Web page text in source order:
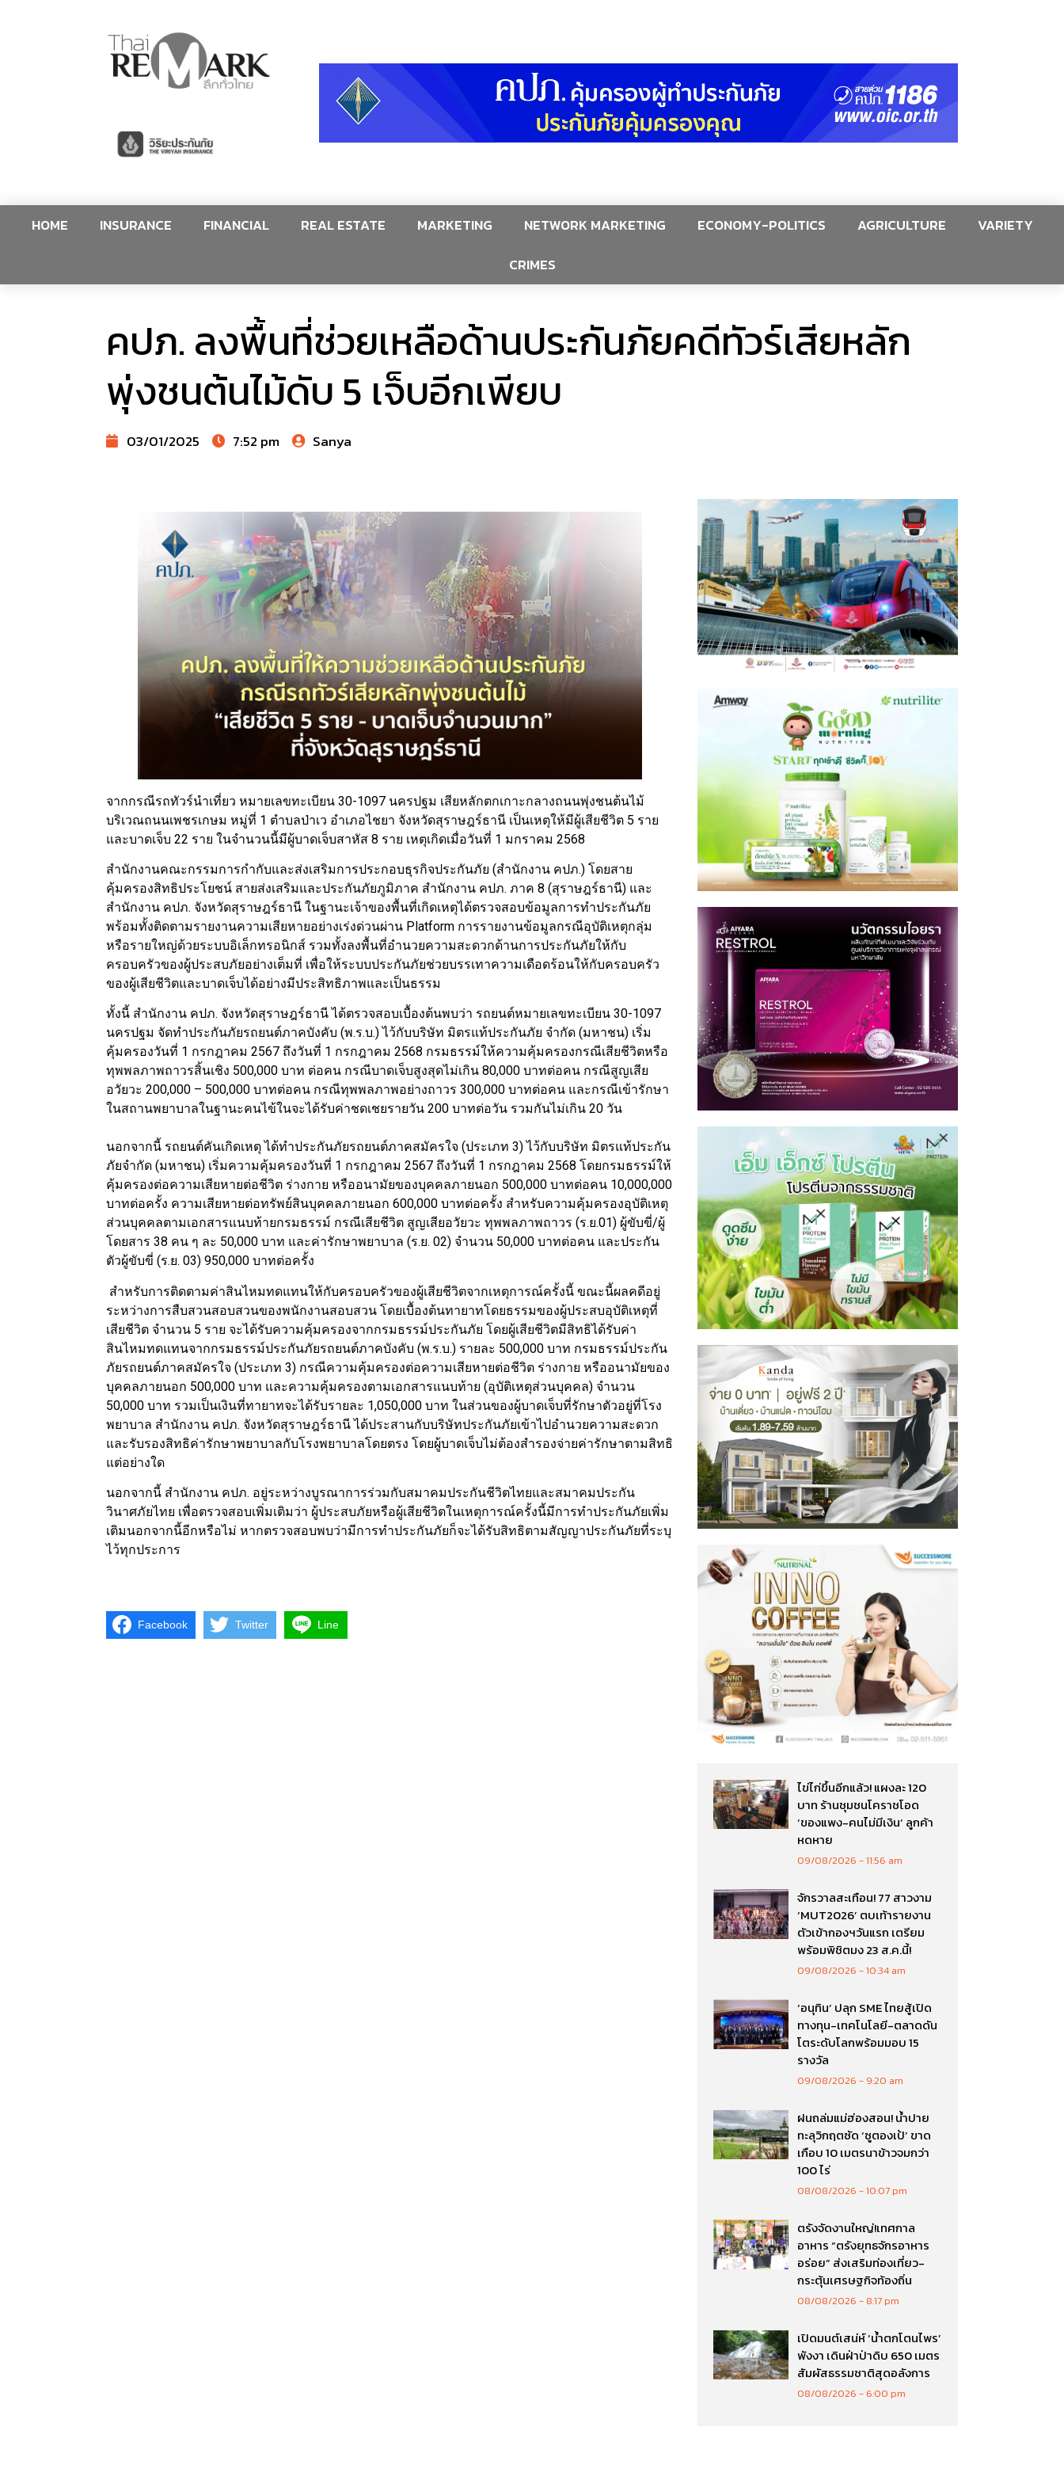
HOME INSURANCE FINANCIAL REAL ESTATE MARKETING NETWORK MARKETING ECONOMY-POLITICS AGRICULTURE
VARIETY
CRIMES
คปภ. ลงพื้นที่ช่วยเหลือด้านประกันภัยคดีทัวร์เสียหลัก
พุ่งชนต้นไม้ดับ 5 เจ็บอีกเพียบ
03/01/2025 7:52 pm Sanya
จากกรณีรถทัวร์นำเที่ยว หมายเลขทะเบียน 30-1097 นครปฐม เสียหลักตกเกาะกลางถนนพุ่งชนต้นไม้
บริเวณถนนเพชรเกษม หมู่ที่ 1 ตำบลป่าเว อำเภอไชยา จังหวัดสุราษฎร์ธานี เป็นเหตุให้มีผู้เสียชีวิต 5 ราย
และบาดเจ็บ 22 ราย ในจำนวนนี้มีผู้บาดเจ็บสาหัส 8 ราย เหตุเกิดเมื่อวันที่ 1 มกราคม 2568
สำนักงานคณะกรรมการกำกับและส่งเสริมการประกอบธุรกิจประกันภัย (สำนักงาน คปภ.) โดยสาย
คุ้มครองสิทธิประโยชน์ สายส่งเสริมและประกันภัยภูมิภาค สำนักงาน คปภ. ภาค 8 (สุราษฎร์ธานี) และ
สำนักงาน คปภ. จังหวัดสุราษฎร์ธานี ในฐานะเจ้าของพื้นที่เกิดเหตุได้ตรวจสอบข้อมูลการทำประกันภัย
พร้อมทั้งติดตามรายงานความเสียหายอย่างเร่งด่วนผ่าน Platform การรายงานข้อมูลกรณีอุบัติเหตุกลุ่ม
หรือรายใหญ่ด้วยระบบอิเล็กทรอนิกส์ รวมทั้งลงพื้นที่อำนวยความสะดวกด้านการประกันภัยให้กับ
ครอบครัวของผู้ประสบภัยอย่างเต็มที่ เพื่อให้ระบบประกันภัยช่วยบรรเทาความเดือดร้อนให้กับครอบครัว
ของผู้เสียชีวิตและบาดเจ็บได้อย่างมีประสิทธิภาพและเป็นธรรม
ทั้งนี้ สำนักงาน คปภ. จังหวัดสุราษฎร์ธานี ได้ตรวจสอบเบื้องต้นพบว่า รถยนต์หมายเลขทะเบียน 30-1097
นครปฐม จัดทำประกันภัยรถยนต์ภาคบังคับ (พ.ร.บ.) ไว้กับบริษัท มิตรแท้ประกันภัย จำกัด (มหาชน) เริ่ม
คุ้มครองวันที่ 1 กรกฎาคม 2567 ถึงวันที่ 1 กรกฎาคม 2568 กรมธรรม์ให้ความคุ้มครองกรณีเสียชีวิตหรือ
ทุพพลภาพถาวรสิ้นเชิง 500,000 บาท ต่อคน กรณีบาดเจ็บสูงสุดไม่เกิน 80,000 บาทต่อคน กรณีสูญเสีย
อวัยวะ 200,000 – 500,000 บาทต่อคน กรณีทุพพลภาพอย่างถาวร 300,000 บาทต่อคน และกรณีเข้ารักษา
ในสถานพยาบาลในฐานะคนไข้ในจะได้รับค่าชดเชยรายวัน 200 บาทต่อวัน รวมกันไม่เกิน 20 วัน
นอกจากนี้ รถยนต์คันเกิดเหตุ ได้ทำประกันภัยรถยนต์ภาคสมัครใจ (ประเภท 3) ไว้กับบริษัท มิตรแท้ประกัน
ภัยจำกัด (มหาชน) เริ่มความคุ้มครองวันที่ 1 กรกฎาคม 2567 ถึงวันที่ 1 กรกฎาคม 2568 โดยกรมธรรม์ให้
คุ้มครองต่อความเสียหายต่อชีวิต ร่างกาย หรืออนามัยของบุคคลภายนอก 500,000 บาทต่อคน 10,000,000
บาทต่อครั้ง ความเสียหายต่อทรัพย์สินบุคคลภายนอก 600,000 บาทต่อครั้ง สำหรับความคุ้มครองอุบัติเหตุ
ส่วนบุคคลตามเอกสารแนบท้ายกรมธรรม์ กรณีเสียชีวิต สูญเสียอวัยวะ ทุพพลภาพถาวร (ร.ย.01) ผู้ขับขี่/ผู้
โดยสาร 38 คน ๆ ละ 50,000 บาท และค่ารักษาพยาบาล (ร.ย. 02) จำนวน 50,000 บาทต่อคน และประกัน
ตัวผู้ขับขี่ (ร.ย. 03) 950,000 บาทต่อครั้ง
สำหรับการติดตามค่าสินไหมทดแทนให้กับครอบครัวของผู้เสียชีวิตจากเหตุการณ์ครั้งนี้ ขณะนี้ผลคดีอยู่
ระหว่างการสืบสวนสอบสวนของพนักงานสอบสวน โดยเบื้องต้นทายาทโดยธรรมของผู้ประสบอุบัติเหตุที่
เสียชีวิต จำนวน 5 ราย จะได้รับความคุ้มครองจากกรมธรรม์ประกันภัย โดยผู้เสียชีวิตมีสิทธิได้รับค่า
สินไหมทดแทนจากกรมธรรม์ประกันภัยรถยนต์ภาคบังคับ (พ.ร.บ.) รายละ 500,000 บาท กรมธรรม์ประกัน
ภัยรถยนต์ภาคสมัครใจ (ประเภท 3) กรณีความคุ้มครองต่อความเสียหายต่อชีวิต ร่างกาย หรืออนามัยของ
บุคคลภายนอก 500,000 บาท และความคุ้มครองตามเอกสารแนบท้าย (อุบัติเหตุส่วนบุคคล) จำนวน
50,000 บาท รวมเป็นเงินที่ทายาทจะได้รับรายละ 1,050,000 บาท ในส่วนของผู้บาดเจ็บที่รักษาตัวอยู่ที่โรง
พยาบาล สำนักงาน คปภ. จังหวัดสุราษฎร์ธานี ได้ประสานกับบริษัทประกันภัยเข้าไปอำนวยความสะดวก
และรับรองสิทธิค่ารักษาพยาบาลกับโรงพยาบาลโดยตรง โดยผู้บาดเจ็บไม่ต้องสำรองจ่ายค่ารักษาตามสิทธิ
แต่อย่างใด
นอกจากนี้ สำนักงาน คปภ. อยู่ระหว่างบูรณาการร่วมกับสมาคมประกันชีวิตไทยและสมาคมประกัน
วินาศภัยไทย เพื่อตรวจสอบเพิ่มเติมว่า ผู้ประสบภัยหรือผู้เสียชีวิตในเหตุการณ์ครั้งนี้มีการทำประกันภัยเพิ่ม
เติมนอกจากนี้อีกหรือไม่ หากตรวจสอบพบว่ามีการทำประกันภัยก็จะได้รับสิทธิตามสัญญาประกันภัยที่ระบุ
ไว้ทุกประการ
Facebook Twitter Line
ไข่ไก่ขึ้นอีกแล้ว! แผงละ 120
บาท ร้านชุมชนโคราชโอด
‘ของแพง-คนไม่มีเงิน’ ลูกค้า
หดหาย
09/08/2026 11:56 am
จักรวาลสะเทือน! 77 สาวงาม
‘MUT2026’ ตบเท้ารายงาน
ตัวเข้ากองฯวันแรก เตรียม
พร้อมพิชิตมง 23 ส.ค.นี้!
09/08/2026 10:34 am
‘อนุทิน’ ปลุก SME ไทยสู้เปิด
ทางทุน-เทคโนโลยี-ตลาดดัน
โตระดับโลกพร้อมมอบ 15
รางวัล
09/08/2026 9:20 am
ฝนถล่มแม่ฮ่องสอน! น้ำปาย
ทะลุวิกฤตซัด ‘ซูตองเป้’ ขาด
เกือบ 10 เมตรนาข้าวจมกว่า
100 ไร่
08/08/2026 10:07 pm
ตรังจัดงานใหญ่!เทศกาล
อาหาร “ตรังยุทธจักรอาหาร
อร่อย” ส่งเสริมท่องเที่ยว-
กระตุ้นเศรษฐกิจท้องถิ่น
08/08/2026 8:17 pm
เปิดมนต์เสน่ห์ ‘น้ำตกโตนไพร’
พังงา เดินฝ่าป่าดิบ 650 เมตร
สัมผัสธรรมชาติสุดอลังการ
08/08/2026 6:00 pm